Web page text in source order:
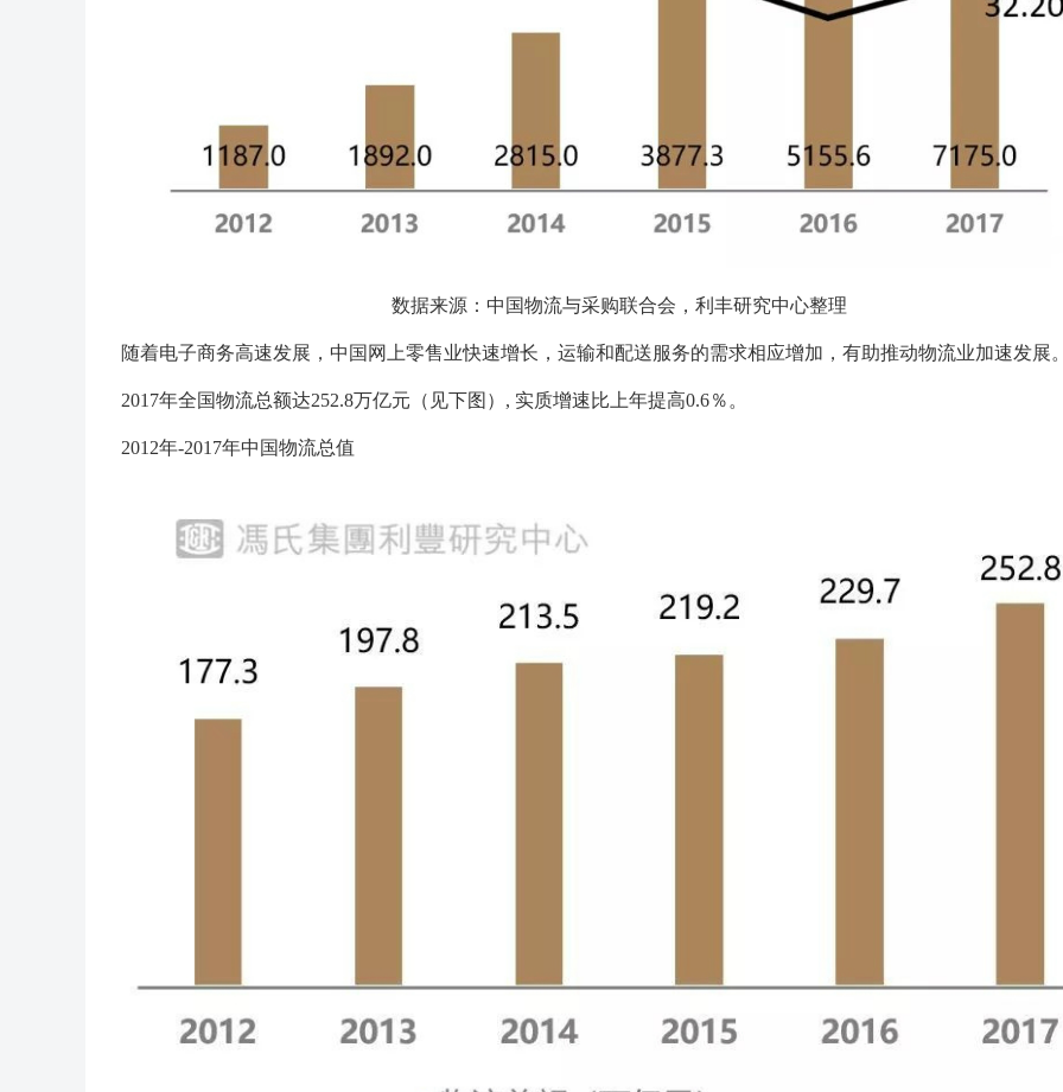
数据来源：中国物流与采购联合会，利丰研究中心整理
随着电子商务高速发展，中国网上零售业快速增长，运输和配送服务的需求相应增加，有助推动物流业加速发展
2017年全国物流总额达252.8万亿元（见下图）, 实质增速比上年提高0.6％。
2012年-2017年中国物流总值